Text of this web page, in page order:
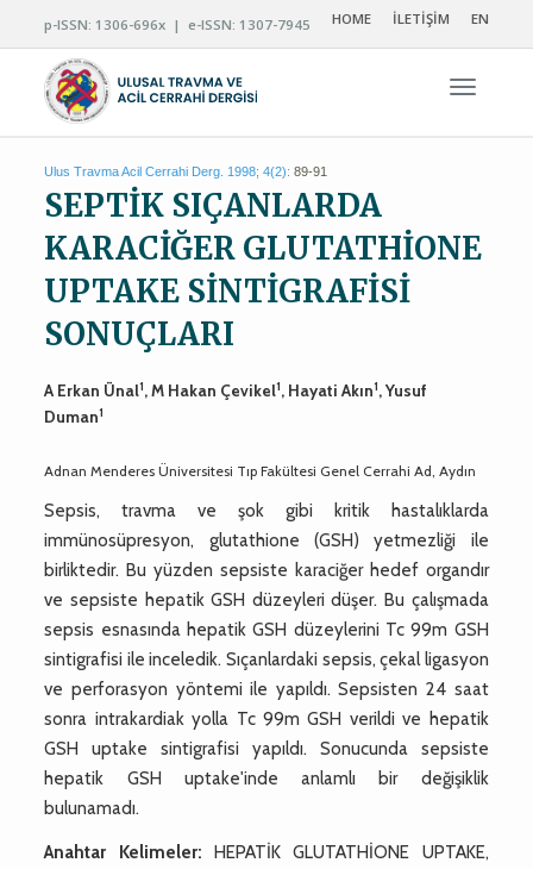
p-ISSN: 1306-696x | e-ISSN: 1307-7945 HOME İLETİŞİM EN
Ulus Travma Acil Cerrahi Derg. 1998; 4(2): 89-91
SEPTİK SIÇANLARDA
KARACİĞER GLUTATHİONE
UPTAKE SİNTİGRAFİSİ
SONUÇLARI
A Erkan Ünal1, M Hakan Çevikel1, Hayati Akın1, Yusuf
Duman1
Adnan Menderes Üniversitesi Tıp Fakültesi Genel Cerrahi Ad, Aydın
Sepsis, travma ve şok gibi kritik hastalıklarda
immünosüpresyon, glutathione (GSH) yetmezliği ile
birliktedir. Bu yüzden sepsiste karaciğer hedef organdır
ve sepsiste hepatik GSH düzeyleri düşer. Bu çalışmada
sepsis esnasında hepatik GSH düzeylerini Tc 99m GSH
sintigrafisi ile inceledik. Sıçanlardaki sepsis, çekal ligasyon
ve perforasyon yöntemi ile yapıldı. Sepsisten 24 saat
sonra intrakardiak yolla Tc 99m GSH verildi ve hepatik
GSH uptake sintigrafisi yapıldı. Sonucunda sepsiste
hepatik GSH uptake'inde anlamlı bir değişiklik
bulunamadı.
Anahtar Kelimeler: HEPATİK GLUTATHİONE UPTAKE,